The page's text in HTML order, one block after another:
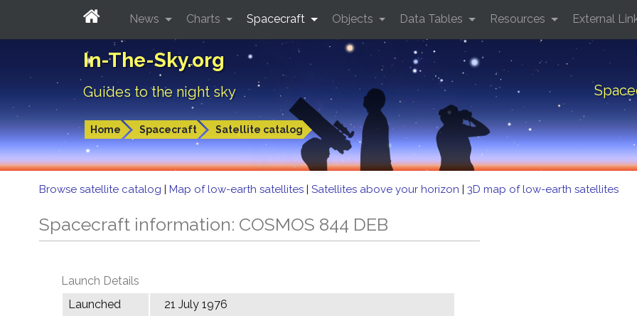
In-The-Sky.org
Guides to the night sky
Home Spacecraft Satellite catalog
News Charts Spacecraft Objects Data Tables Resources External
Browse satellite catalog | Map of low-earth satellites | Satellites above your horizon | 3D map of low-earth satellites
Spacecraft information: COSMOS 844 DEB
Launch Details
Launched
21 July 1976